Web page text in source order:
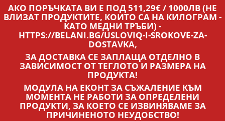
АКО ПОРЪЧКАТА ВИ Е ПОД 511,29€ / 1000ЛВ (НЕ
ВЛИЗАТ ПРОДУКТИТЕ, КОИТО СА НА КИЛОГРАМ -
КАТО МЕДНИ ТРЪБИ) -
HTTPS://BELANI.BG/USLOVIQ-I-SROKOVE-ZA-
DOSTAVKA,
ЗА ДОСТАВКА СЕ ЗАПЛАЩА ОТДЕЛНО В
ЗАВИСИМОСТ ОТ ТЕГЛОТО И РАЗМЕРА НА
ПРОДУКТА!
МОДУЛА НА ЕКОНТ ЗА СЪЖАЛЕНИЕ КЪМ
МОМЕНТА НЕ РАБОТИ ЗА ОПРЕДЕЛЕНИ
ПРОДУКТИ, ЗА КОЕТО СЕ ИЗВИНЯВАМЕ ЗА
ПРИЧИНЕНОТО НЕУДОБСТВО!